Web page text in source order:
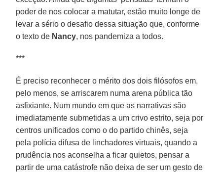
poder de nos colocar a matutar, estão muito longe de
levar a sério o desafio dessa situação que, conforme
o texto de Nancy, nos pandemiza a todos.
***
É preciso reconhecer o mérito dos dois filósofos em,
pelo menos, se arriscarem numa arena pública tão
asfixiante. Num mundo em que as narrativas são
imediatamente submetidas a um crivo estrito, seja por
centros unificados como o do partido chinês, seja
pela polícia difusa de linchadores virtuais, quando a
prudência nos aconselha a ficar quietos, pensar a
partir de uma catástrofe não deixa de ser um gesto de